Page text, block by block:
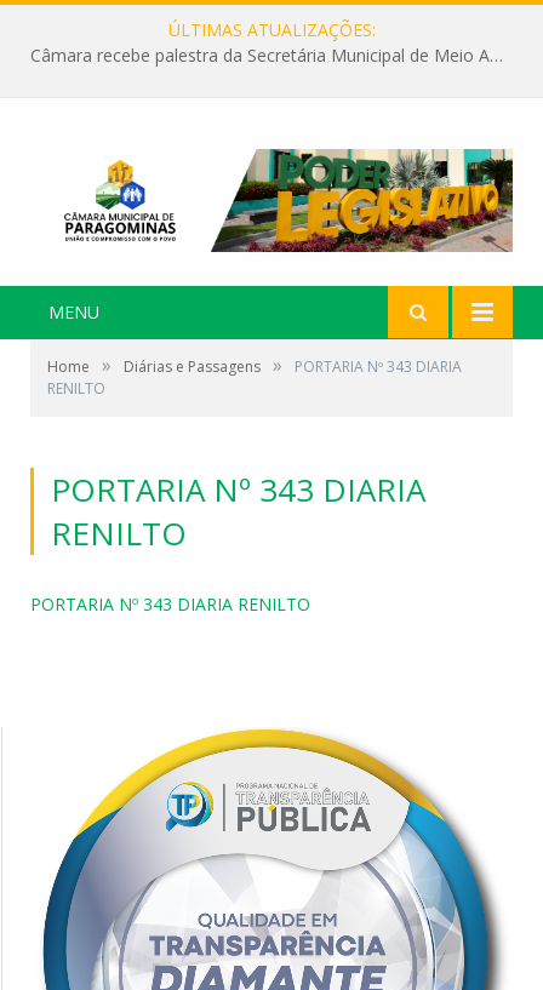
ÚLTIMAS ATUALIZAÇÕES:
Câmara recebe palestra da Secretária Municipal de Meio Ambiente sobre as ações da “SEMANA DO MEIO AMBIENTE”
MENU
Home » Diárias e Passagens »
PORTARIA Nº 343 DIARIA
RENILTO
PORTARIA Nº 343 DIARIA
RENILTO
PORTARIA Nº 343 DIARIA RENILTO